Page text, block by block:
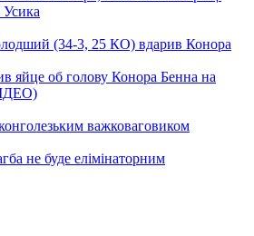
яйце об голову Конора Бенна на
не буде елімінаторним